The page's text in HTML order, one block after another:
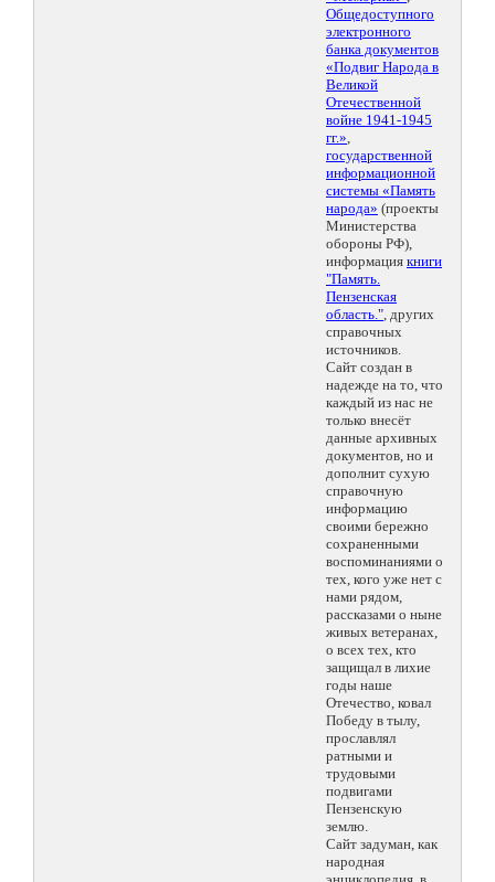
Общедоступного
электронного
банка документов
«Подвиг Народа в
Великой
Отечественной
войне 1941-1945
гг.»,
государственной
информационной
системы «Память
народа» (проекты
Министерства
обороны РФ),
информация книги
"Память.
Пензенская
область.", других
справочных
источников.
Сайт создан в
надежде на то, что
каждый из нас не
только внесёт
данные архивных
документов, но и
дополнит сухую
справочную
информацию
своими бережно
сохраненными
воспоминаниями о
тех, кого уже нет с
нами рядом,
рассказами о ныне
живых ветеранах,
о всех тех, кто
защищал в лихие
годы наше
Отечество, ковал
Победу в тылу,
прославлял
ратными и
трудовыми
подвигами
Пензенскую
землю.
Сайт задуман, как
народная